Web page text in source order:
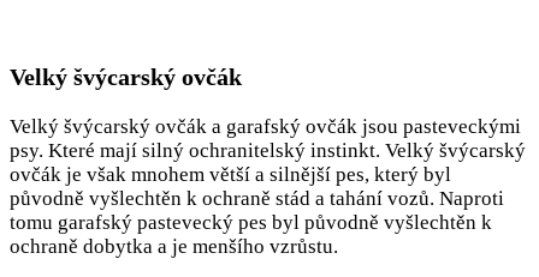
Velký švýcarský ovčák
Velký švýcarský ovčák a garafský ovčák jsou pasteveckými
psy. Které mají silný ochranitelský instinkt. Velký švýcarský
ovčák je však mnohem větší a silnější pes, který byl
původně vyšlechtěn k ochraně stád a tahání vozů. Naproti
tomu garafský pastevecký pes byl původně vyšlechtěn k
ochraně dobytka a je menšího vzrůstu.